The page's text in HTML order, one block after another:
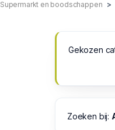
Supermarkt en boodschappen
Gekozen
Zoeken bij: